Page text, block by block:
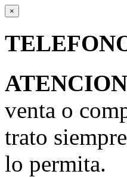
×
venta o
trato
lo permita.